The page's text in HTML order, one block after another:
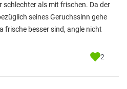
schlechter als mit frischen. Da der
seines Geruchssinn gehe
frische besser sind, angle nicht
2